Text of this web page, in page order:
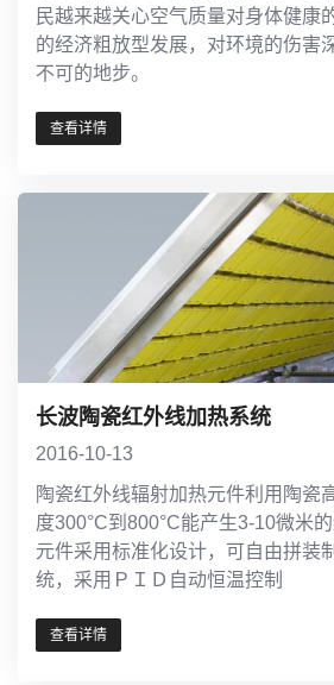
民越来越关心空气质量对身体健康
的经济粗放型发展，对环境的伤害
不可的地步。
查看详情
长波陶瓷红外线加热系统
2016-10-13
陶瓷红外线辐射加热元件利用陶瓷
度300°C到800°C能产生3-10微米
元件采用标准化设计，可自由拼装
统，采用ＰＩＤ自动恒温控制
查看详情